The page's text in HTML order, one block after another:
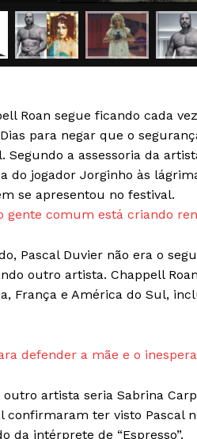
SAIBA MAIS
Roan segue ficando cada
para negar que o
Segundo a assessoria da
do jogador Jorginho às
se apresentou no festival.
gente comum está criando
Pascal Duvier não era o
outro artista. Chappell
França e América do Sul,
defender a mãe e o
artista seria Sabrina
confirmaram ter visto Pascal
da intérprete de “Espresso”.